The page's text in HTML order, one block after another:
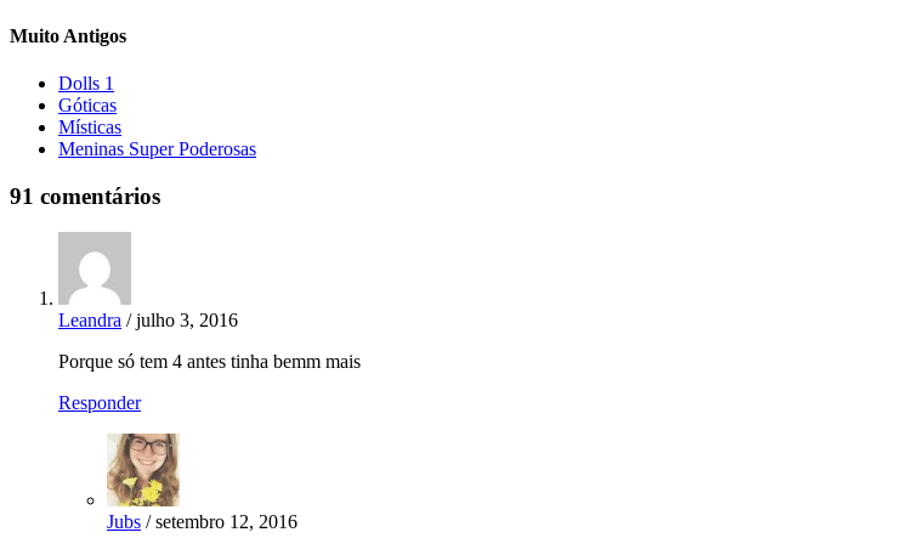
Muito Antigos
Dolls 1
Góticas
Místicas
Meninas Super Poderosas
91 comentários
Leandra / julho 3, 2016
Porque só tem 4 antes tinha bemm mais
Responder
Jubs / setembro 12, 2016